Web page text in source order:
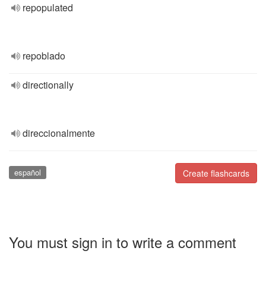
repopulated
repoblado
directionally
direccionalmente
Create flashcards
español
You must sign in to write a comment